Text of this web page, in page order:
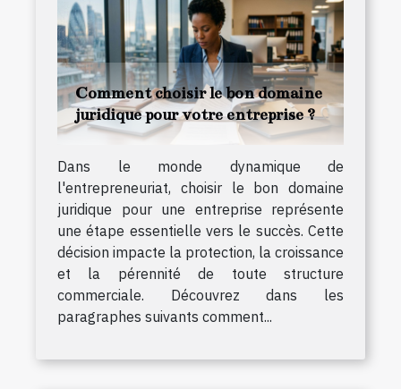
Comment choisir le bon domaine
juridique pour votre entreprise ?
Dans le monde dynamique de
l'entrepreneuriat, choisir le bon domaine
juridique pour une entreprise représente
une étape essentielle vers le succès. Cette
décision impacte la protection, la croissance
et la pérennité de toute structure
commerciale. Découvrez dans les
paragraphes suivants comment...